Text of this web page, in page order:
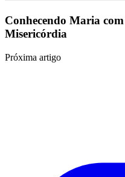
Conhecendo Maria
Misericórdia
Próxima artigo